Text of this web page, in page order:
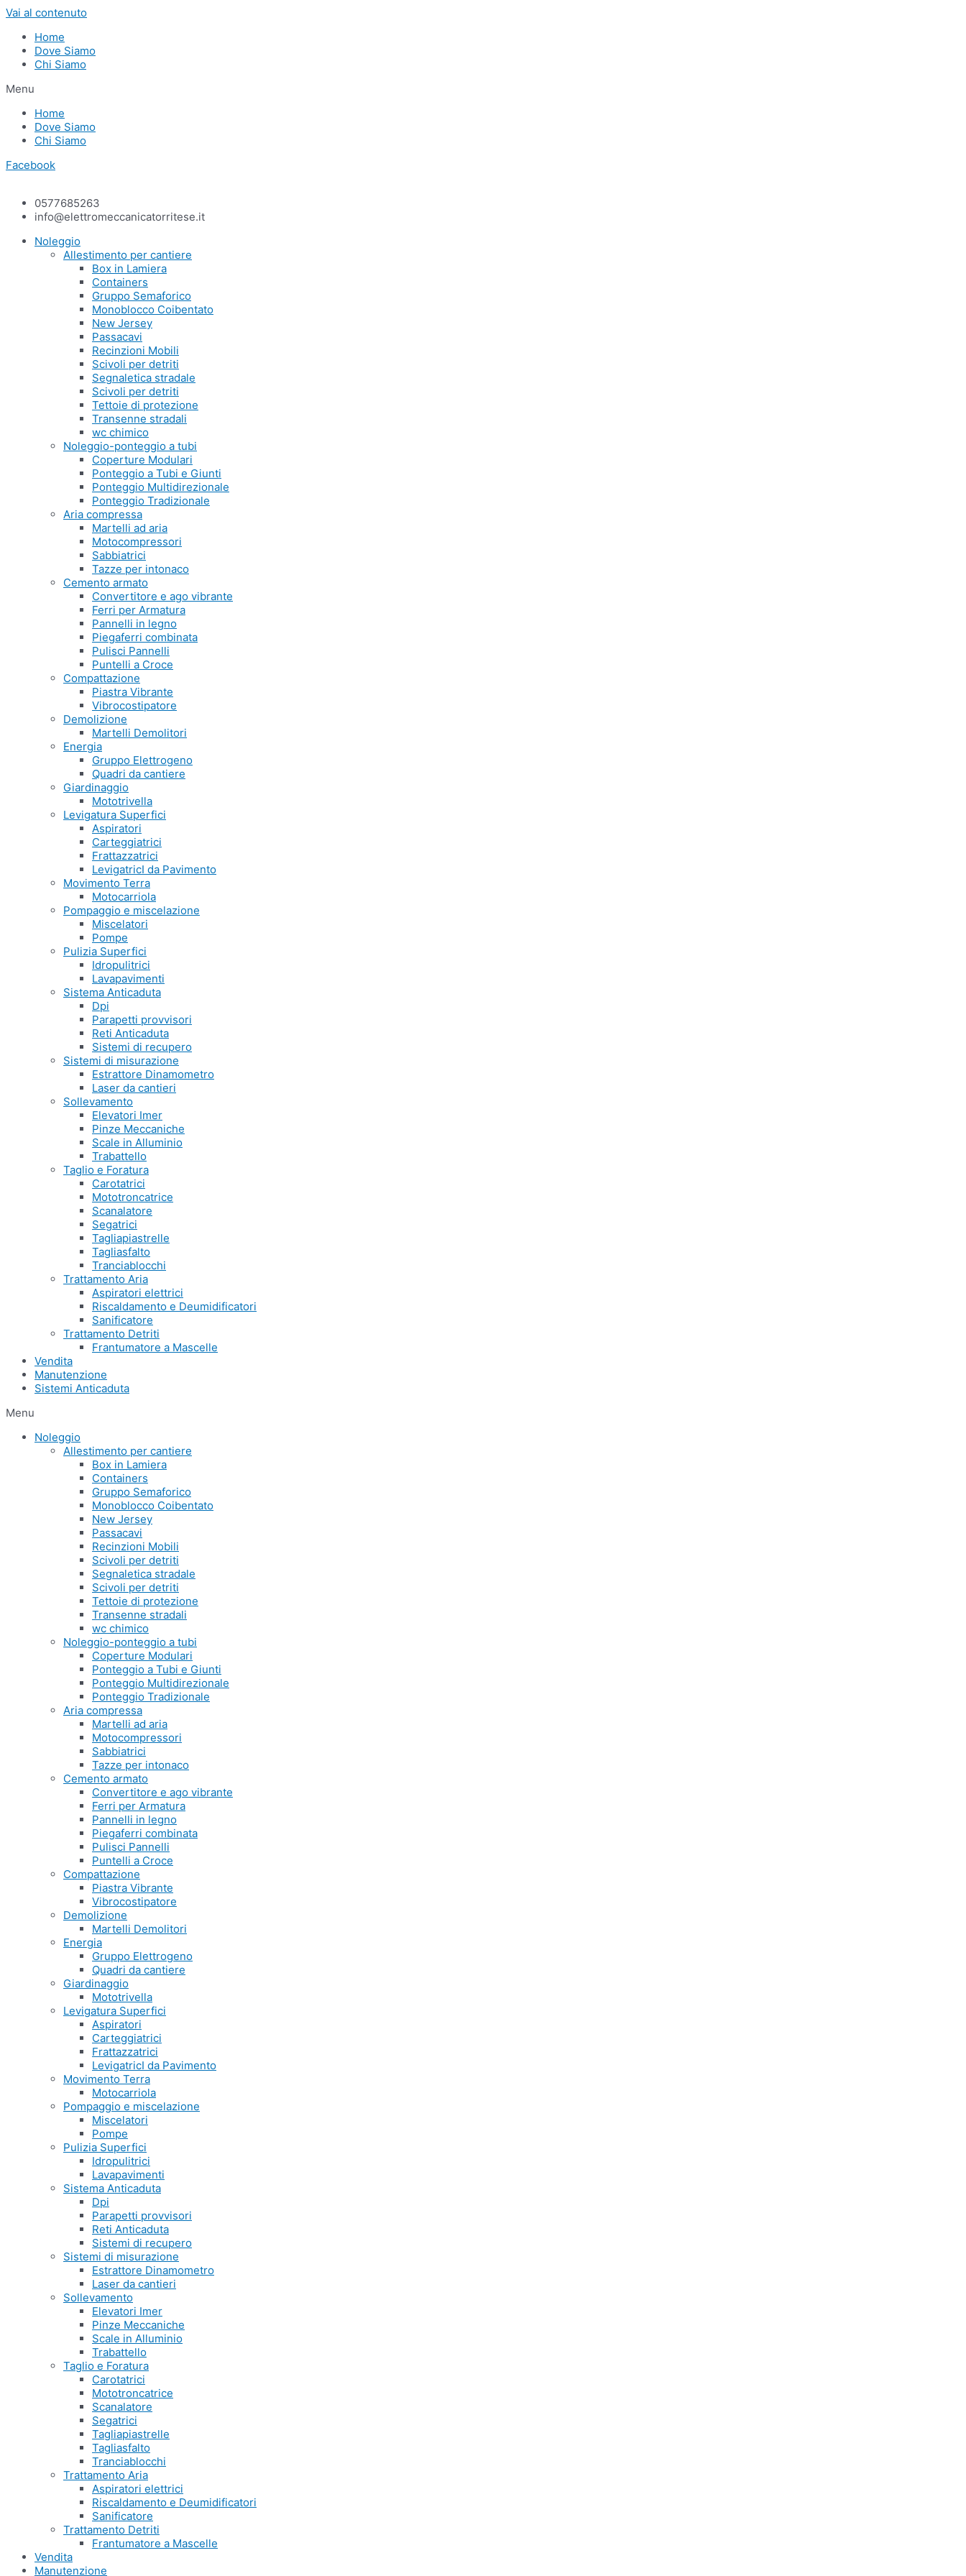
Vai al contenuto
Home
Dove Siamo
Chi Siamo
Menu
Home
Dove Siamo
Chi Siamo
Facebook
0577685263
info@elettromeccanicatorritese.it
Noleggio
Allestimento per cantiere
Box in Lamiera
Containers
Gruppo Semaforico
Monoblocco Coibentato
New Jersey
Passacavi
Recinzioni Mobili
Scivoli per detriti
Segnaletica stradale
Scivoli per detriti
Tettoie di protezione
Transenne stradali
wc chimico
Noleggio-ponteggio a tubi
Coperture Modulari
Ponteggio a Tubi e Giunti
Ponteggio Multidirezionale
Ponteggio Tradizionale
Aria compressa
Martelli ad aria
Motocompressori
Sabbiatrici
Tazze per intonaco
Cemento armato
Convertitore e ago vibrante
Ferri per Armatura
Pannelli in legno
Piegaferri combinata
Pulisci Pannelli
Puntelli a Croce
Compattazione
Piastra Vibrante
Vibrocostipatore
Demolizione
Martelli Demolitori
Energia
Gruppo Elettrogeno
Quadri da cantiere
Giardinaggio
Mototrivella
Levigatura Superfici
Aspiratori
Carteggiatrici
Frattazzatrici
LevigatricI da Pavimento
Movimento Terra
Motocarriola
Pompaggio e miscelazione
Miscelatori
Pompe
Pulizia Superfici
Idropulitrici
Lavapavimenti
Sistema Anticaduta
Dpi
Parapetti provvisori
Reti Anticaduta
Sistemi di recupero
Sistemi di misurazione
Estrattore Dinamometro
Laser da cantieri
Sollevamento
Elevatori Imer
Pinze Meccaniche
Scale in Alluminio
Trabattello
Taglio e Foratura
Carotatrici
Mototroncatrice
Scanalatore
Segatrici
Tagliapiastrelle
Tagliasfalto
Tranciablocchi
Trattamento Aria
Aspiratori elettrici
Riscaldamento e Deumidificatori
Sanificatore
Trattamento Detriti
Frantumatore a Mascelle
Vendita
Manutenzione
Sistemi Anticaduta
Menu
Noleggio
Allestimento per cantiere
Box in Lamiera
Containers
Gruppo Semaforico
Monoblocco Coibentato
New Jersey
Passacavi
Recinzioni Mobili
Scivoli per detriti
Segnaletica stradale
Scivoli per detriti
Tettoie di protezione
Transenne stradali
wc chimico
Noleggio-ponteggio a tubi
Coperture Modulari
Ponteggio a Tubi e Giunti
Ponteggio Multidirezionale
Ponteggio Tradizionale
Aria compressa
Martelli ad aria
Motocompressori
Sabbiatrici
Tazze per intonaco
Cemento armato
Convertitore e ago vibrante
Ferri per Armatura
Pannelli in legno
Piegaferri combinata
Pulisci Pannelli
Puntelli a Croce
Compattazione
Piastra Vibrante
Vibrocostipatore
Demolizione
Martelli Demolitori
Energia
Gruppo Elettrogeno
Quadri da cantiere
Giardinaggio
Mototrivella
Levigatura Superfici
Aspiratori
Carteggiatrici
Frattazzatrici
LevigatricI da Pavimento
Movimento Terra
Motocarriola
Pompaggio e miscelazione
Miscelatori
Pompe
Pulizia Superfici
Idropulitrici
Lavapavimenti
Sistema Anticaduta
Dpi
Parapetti provvisori
Reti Anticaduta
Sistemi di recupero
Sistemi di misurazione
Estrattore Dinamometro
Laser da cantieri
Sollevamento
Elevatori Imer
Pinze Meccaniche
Scale in Alluminio
Trabattello
Taglio e Foratura
Carotatrici
Mototroncatrice
Scanalatore
Segatrici
Tagliapiastrelle
Tagliasfalto
Tranciablocchi
Trattamento Aria
Aspiratori elettrici
Riscaldamento e Deumidificatori
Sanificatore
Trattamento Detriti
Frantumatore a Mascelle
Vendita
Manutenzione